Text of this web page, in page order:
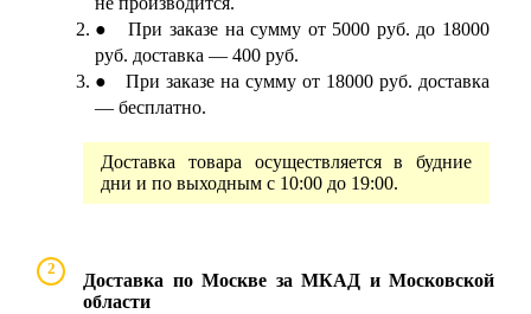
● При заказе на сумму от 5000 руб. до 18000
руб. доставка — 400 руб.
● При заказе на сумму от 18000 руб. доставка
— бесплатно.
Доставка товара осуществляется в будние
дни и по выходным с 10:00 до 19:00.
2
Доставка по Москве за МКАД и Московской
области